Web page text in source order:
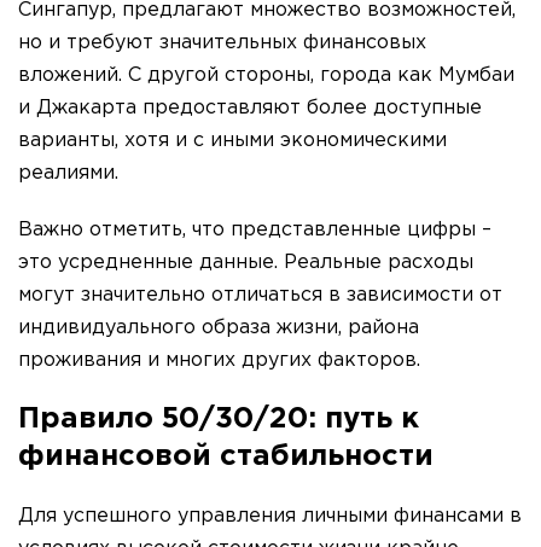
Сингапур, предлагают множество возможностей,
но и требуют значительных финансовых
вложений. С другой стороны, города как Мумбаи
и Джакарта предоставляют более доступные
варианты, хотя и с иными экономическими
реалиями.
Важно отметить, что представленные цифры –
это усредненные данные. Реальные расходы
могут значительно отличаться в зависимости от
индивидуального образа жизни, района
проживания и многих других факторов.
Правило 50/30/20: путь к
финансовой стабильности
Для успешного управления личными финансами в